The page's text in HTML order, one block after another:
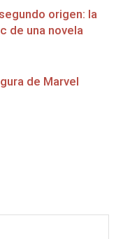
origen: la
de una novela
de Marvel